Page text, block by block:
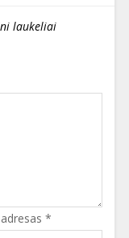
laukeliai
*